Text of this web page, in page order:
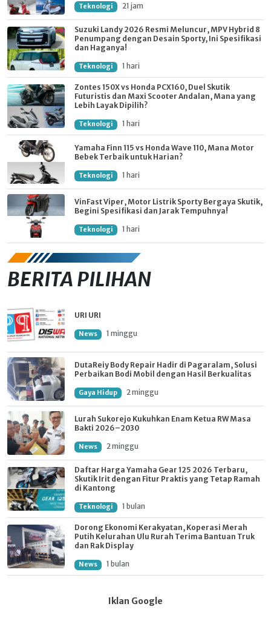
Teknologi 21 jam
Suzuki Landy 2026 Resmi Meluncur, MPV Hybrid 8
Penumpang dengan Desain Sporty, Ini Spesifikasi
dan Haganya!
Teknologi 1 hari
Zontes 150X vs Honda PCX160, Duel Skutik
Futuristis dan Maxi Scooter Andalan, Mana yang
Lebih Layak Dipilih?
Teknologi 1 hari
Yamaha Finn 115 vs Honda Wave 110, Mana Motor
Bebek Terbaik untuk Harian?
Teknologi 1 hari
VinFast Viper, Motor Listrik Sporty Bergaya Skutik,
Begini Spesifikasi dan Jarak Tempuhnya!
Teknologi 1 hari
BERITA PILIHAN
URI URI
News 1 minggu
DutaReiy Body Repair Hadir di Pagaralam, Solusi
Perbaikan Bodi Mobil dengan Hasil Berkualitas
Gaya Hidup 2 minggu
Lurah Sukorejo Kukuhkan Enam Ketua RW Masa
Bakti 2026–2030
News 2 minggu
Daftar Harga Yamaha Gear 125 2026 Terbaru,
Skutik Irit dengan Fitur Praktis yang Tetap Ramah
di Kantong
Teknologi 1 bulan
Dorong Ekonomi Kerakyatan, Koperasi Merah
Putih Kelurahan Ulu Rurah Terima Bantuan Truk
dan Rak Display
News 1 bulan
Iklan Google